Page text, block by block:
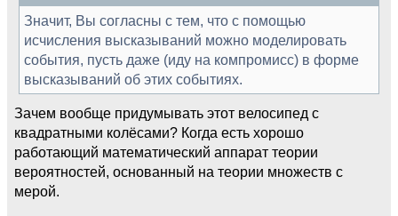
Значит, Вы согласны с тем, что с помощью
исчисления высказываний можно моделировать
события, пусть даже (иду на компромисс) в форме
высказываний об этих событиях.
Зачем вообще придумывать этот велосипед с
квадратными колёсами? Когда есть хорошо
работающий математический аппарат теории
вероятностей, основанный на теории множеств с
мерой.